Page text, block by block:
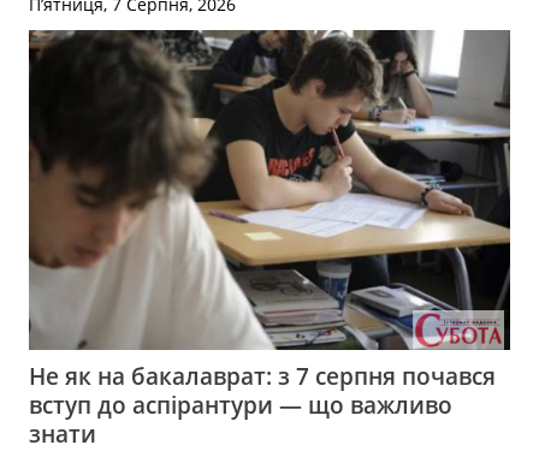
Не як на бакалаврат: з 7 серпня почався
вступ до аспірантури — що важливо
знати